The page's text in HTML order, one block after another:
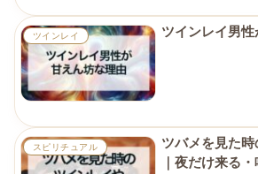
ツインレイ ツインレイ男
スピリチュアル
ツバメを見た
｜夜だけ来る